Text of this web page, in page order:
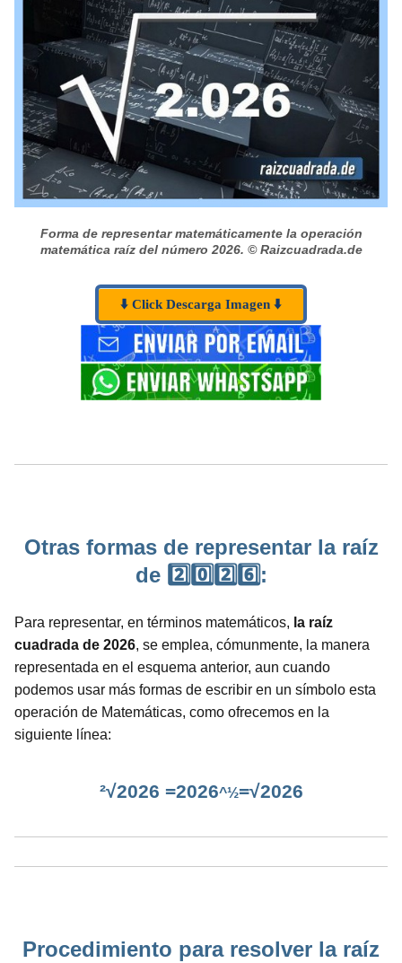
Forma de representar matemáticamente la operación
matemática raíz del número 2026. © Raizcuadrada.de
⬇️ Click Descarga Imagen ⬇️
Otras formas de representar la raíz
de 2️⃣0️⃣2️⃣6️⃣:
Para representar, en términos matemáticos, la raíz
cuadrada de 2026, se emplea, cómunmente, la manera
representada en el esquema anterior, aun cuando
podemos usar más formas de escribir en un símbolo esta
operación de Matemáticas, como ofrecemos en la
siguiente línea:
²√2026 =2026^½=√2026
Procedimiento para resolver la raíz